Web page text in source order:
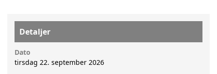
Detaljer
Dato
tirsdag 22. september 2026